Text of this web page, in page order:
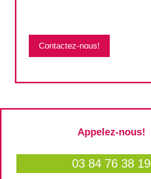
Contactez-nous!
Appelez-nous!
03 84 76 38 19